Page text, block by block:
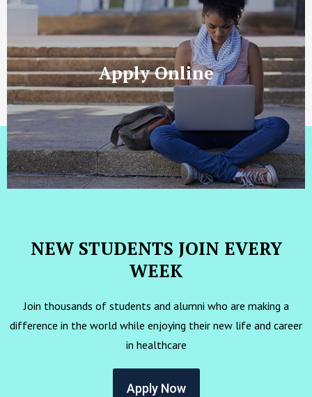
Apply Online
NEW STUDENTS JOIN EVERY
WEEK
Join thousands of students and alumni who are making a
difference in the world while enjoying their new life and career
in healthcare
Apply Now